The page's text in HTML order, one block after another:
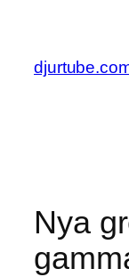
content
Nya